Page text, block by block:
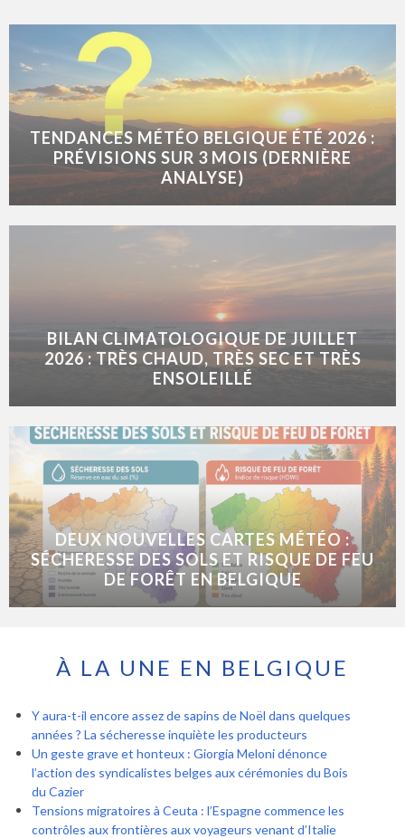
TENDANCES MÉTÉO BELGIQUE ÉTÉ 2026 :
PRÉVISIONS SUR 3 MOIS (DERNIÈRE
ANALYSE)
BILAN CLIMATOLOGIQUE DE JUILLET
2026 : TRÈS CHAUD, TRÈS SEC ET TRÈS
ENSOLEILLÉ
DEUX NOUVELLES CARTES MÉTÉO :
SÉCHERESSE DES SOLS ET RISQUE DE FEU
DE FORÊT EN BELGIQUE
À LA UNE EN BELGIQUE
Y aura-t-il encore assez de sapins de Noël dans quelques
années ? La sécheresse inquiète les producteurs
Un geste grave et honteux : Giorgia Meloni dénonce
l’action des syndicalistes belges aux cérémonies du Bois
du Cazier
Tensions migratoires à Ceuta : l’Espagne commence les
contrôles aux frontières aux voyageurs venant d’Italie